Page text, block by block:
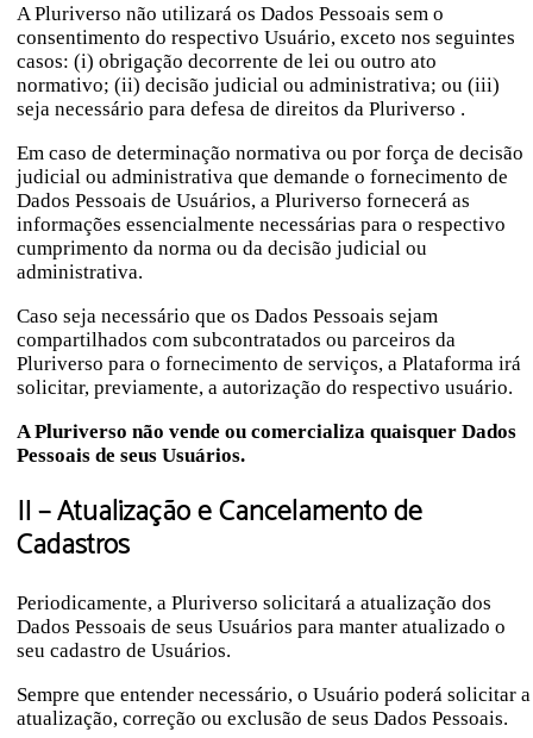
A Pluriverso não utilizará os Dados Pessoais sem o
consentimento do respectivo Usuário, exceto nos seguintes
casos: (i) obrigação decorrente de lei ou outro ato
normativo; (ii) decisão judicial ou administrativa; ou (iii)
seja necessário para defesa de direitos da Pluriverso .
Em caso de determinação normativa ou por força de decisão
judicial ou administrativa que demande o fornecimento de
Dados Pessoais de Usuários, a Pluriverso fornecerá as
informações essencialmente necessárias para o respectivo
cumprimento da norma ou da decisão judicial ou
administrativa.
Caso seja necessário que os Dados Pessoais sejam
compartilhados com subcontratados ou parceiros da
Pluriverso para o fornecimento de serviços, a Plataforma irá
solicitar, previamente, a autorização do respectivo usuário.
A Pluriverso não vende ou comercializa quaisquer Dados
Pessoais de seus Usuários.
II – Atualização e Cancelamento de
Cadastros
Periodicamente, a Pluriverso solicitará a atualização dos
Dados Pessoais de seus Usuários para manter atualizado o
seu cadastro de Usuários.
Sempre que entender necessário, o Usuário poderá solicitar a
atualização, correção ou exclusão de seus Dados Pessoais.